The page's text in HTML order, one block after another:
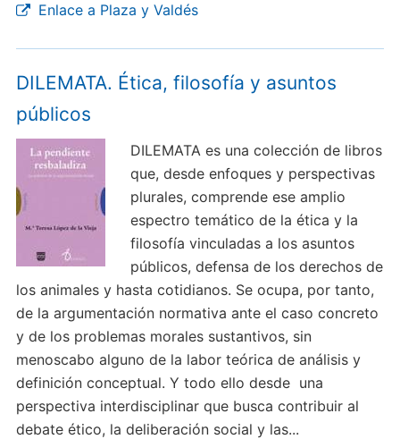
Enlace a Plaza y Valdés
DILEMATA. Ética, filosofía y asuntos
públicos
DILEMATA es una colección de libros
que, desde enfoques y perspectivas
plurales, comprende ese amplio
espectro temático de la ética y la
filosofía vinculadas a los asuntos
públicos, defensa de los derechos de
los animales y hasta cotidianos. Se ocupa, por tanto,
de la argumentación normativa ante el caso concreto
y de los problemas morales sustantivos, sin
menoscabo alguno de la labor teórica de análisis y
definición conceptual. Y todo ello desde una
perspectiva interdisciplinar que busca contribuir al
debate ético, la deliberación social y las...